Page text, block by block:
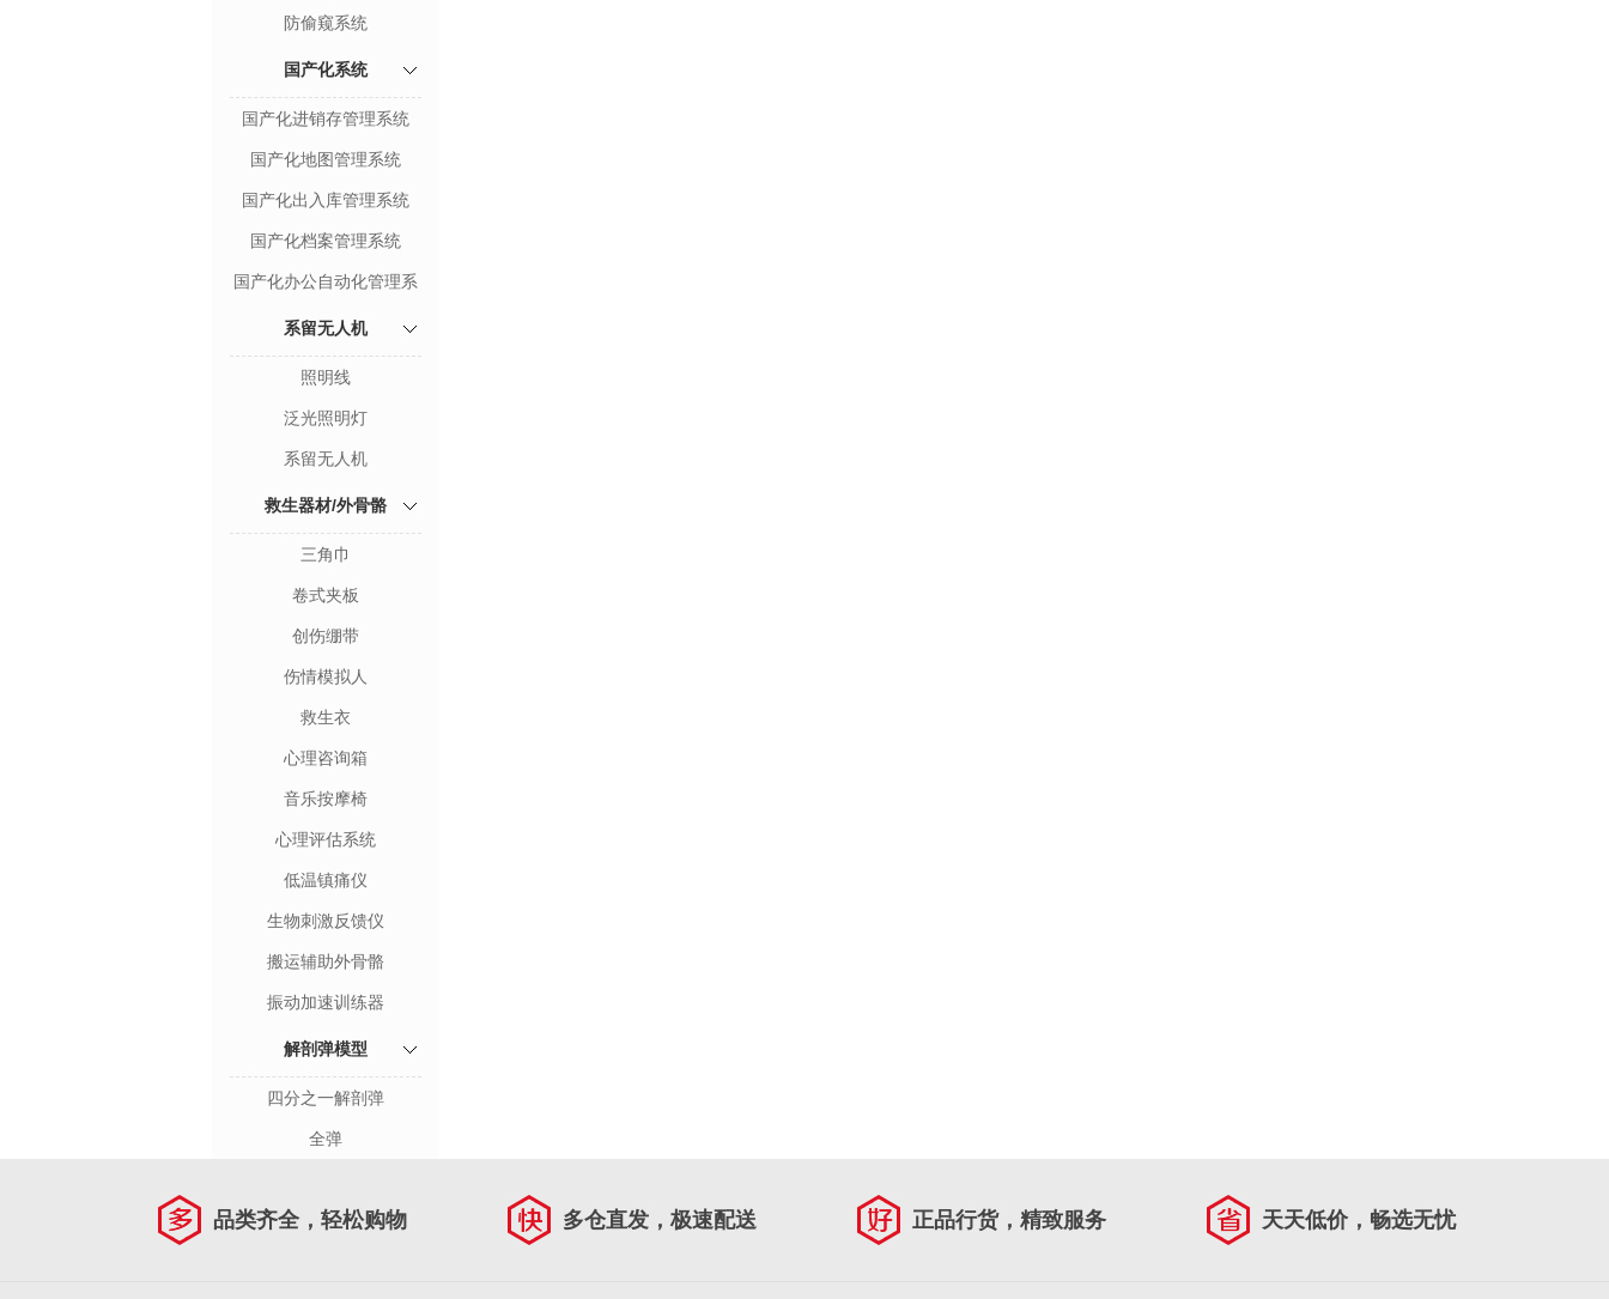
防偷窥系统
国产化系统
国产化进销存管理系统
国产化地图管理系统
国产化出入库管理系统
国产化档案管理系统
国产化办公自动化管理系
系留无人机
照明线
泛光照明灯
系留无人机
救生器材/外骨骼
三角巾
卷式夹板
创伤绷带
伤情模拟人
救生衣
心理咨询箱
音乐按摩椅
心理评估系统
低温镇痛仪
生物刺激反馈仪
搬运辅助外骨骼
振动加速训练器
解剖弹模型
四分之一解剖弹
全弹
品类齐全，轻松购物 多仓直发，极速配送 正品行货，精致服务 天天低价，畅选无忧